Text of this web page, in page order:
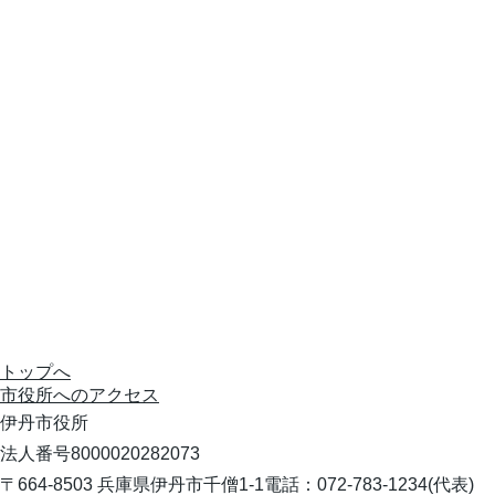
トップへ
市役所へのアクセス
伊丹市役所
法人番号8000020282073
〒664-8503 兵庫県伊丹市千僧1-1電話：072-783-1234(代表)